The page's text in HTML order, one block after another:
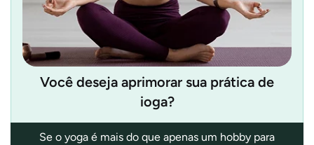
Você deseja aprimorar sua prática de
ioga?
Se o yoga é mais do que apenas um hobby para